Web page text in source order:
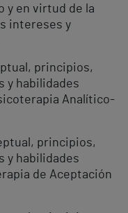
y en virtud de la
intereses y
principios,
y habilidades
Analítico-
principios,
y habilidades
de Aceptación